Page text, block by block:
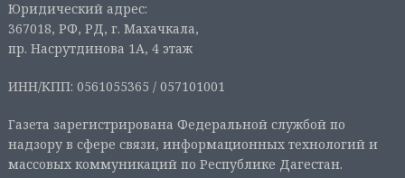
Юридический адрес:
367018, РФ, РД, г. Махачкала,
пр. Насрутдинова 1А, 4 этаж
ИНН/КПП: 0561055365 / 057101001
Газета зарегистрирована Федеральной службой по
надзору в сфере связи, информационных технологий и
массовых коммуникаций по Республике Дагестан.